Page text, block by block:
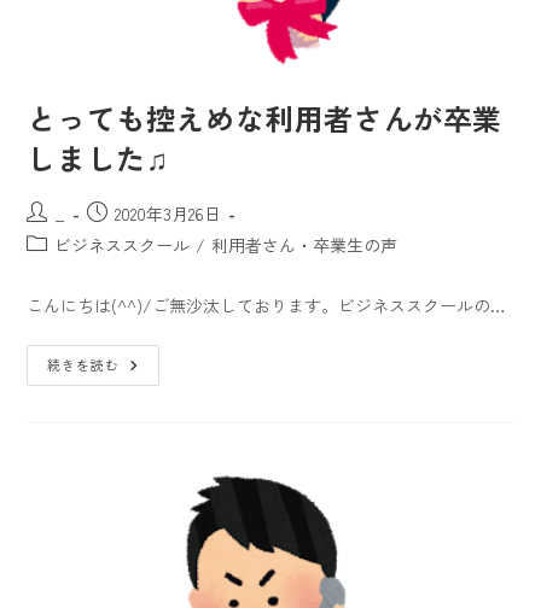
とっても控えめな利用者さんが卒業
しました♫
2020年3月26日
ビジネススクール / 利用者さん・卒業生の声
こんにちは(^^)/ご無沙汰しております。ビジネススクールの…
続きを読む